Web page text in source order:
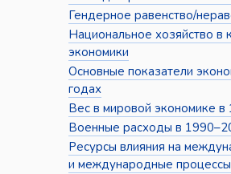
Гендерное равенство/
Национальное хозяйство в
экономики
Основные показатели
годах
Вес в мировой экономике
Военные расходы в
Ресурсы влияния на
и международные процессы